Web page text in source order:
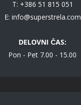
T: +386 51 815 051
E: info@superstrela.com
DELOVNI ČAS:
Pon - Pet 7.00 - 15.00